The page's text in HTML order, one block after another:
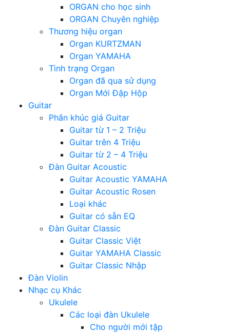
ORGAN cho học sinh
ORGAN Chuyên nghiệp
Thương hiệu organ
Organ KURTZMAN
Organ YAMAHA
Tình trạng Organ
Organ đã qua sử dụng
Organ Mới Đập Hộp
Guitar
Phân khúc giá Guitar
Guitar từ 1 – 2 Triệu
Guitar trên 4 Triệu
Guitar từ 2 – 4 Triệu
Đàn Guitar Acoustic
Guitar Acoustic YAMAHA
Guitar Acoustic Rosen
Loại khác
Guitar có sẵn EQ
Đàn Guitar Classic
Guitar Classic Việt
Guitar YAMAHA Classic
Guitar Classic Nhập
Đàn Violin
Nhạc cụ Khác
Ukulele
Các loại đàn Ukulele
Cho người mới tập